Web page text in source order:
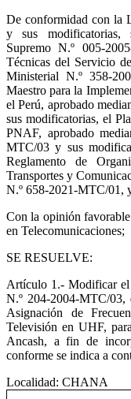
De conformidad con la
y sus modificatorias,
Supremo N.º 005-
Técnicas del Servicio
Ministerial N.º 358-
Maestro para la
el Perú, aprobado
sus modificatorias, el
PNAF, aprobado
MTC/03 y sus
Reglamento de
Transportes y
N.º 658-2021-MTC/01,
Con la opinión
en Telecomunicaciones;
SE RESUELVE:
Artículo 1 .- Modificar
N.º 204-2004-MTC/03,
Asignación de
Televisión en UHF,
Ancash, a fin de
conforme se indica a
Localidad: CHANA